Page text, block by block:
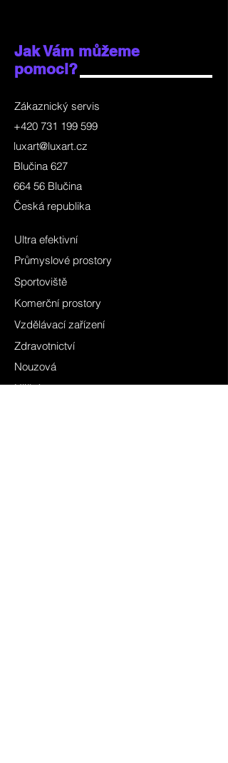
Jak Vám můžeme
pomoci?
Zákaznický servis
+420 731 199 599
luxart@luxart.cz
Blučina 627
664 56 Blučina
Česká republika
Ultra efektivní
Průmyslové prostory
Sportoviště
Komerční prostory
Vzdělávací zařízení
Zdravotnictví
Nouzová
Uliční